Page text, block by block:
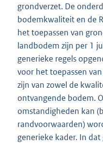
grondverzet. De
bodemkwaliteit en de
het toepassen van
landbodem zijn per 1
generieke regels
voor het toepassen
zijn van zowel de
ontvangende bodem.
omstandigheden kan
randvoorwaarden)
generieke kader. In dat